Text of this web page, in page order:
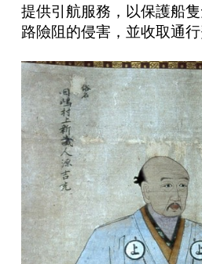
提供引航服務，以保護船
路險阻的侵害，並收取通行